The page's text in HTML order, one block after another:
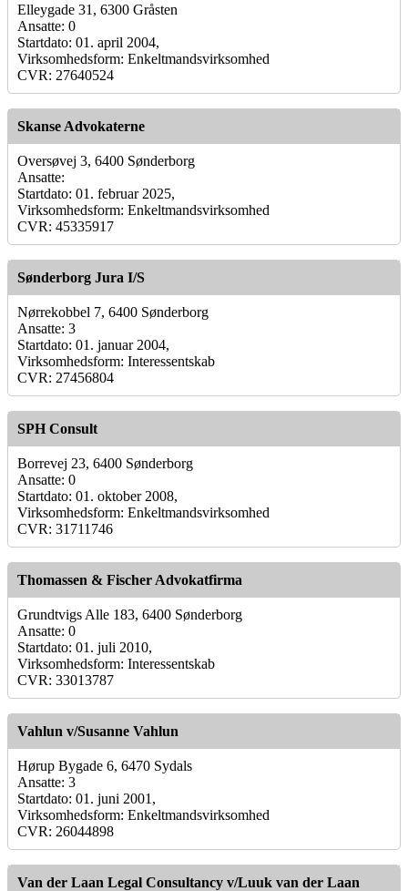
Elleygade 31, 6300 Gråsten
Ansatte: 0
Startdato: 01. april 2004,
Virksomhedsform: Enkeltmandsvirksomhed
CVR: 27640524
Skanse Advokaterne
Oversøvej 3, 6400 Sønderborg
Ansatte:
Startdato: 01. februar 2025,
Virksomhedsform: Enkeltmandsvirksomhed
CVR: 45335917
Sønderborg Jura I/S
Nørrekobbel 7, 6400 Sønderborg
Ansatte: 3
Startdato: 01. januar 2004,
Virksomhedsform: Interessentskab
CVR: 27456804
SPH Consult
Borrevej 23, 6400 Sønderborg
Ansatte: 0
Startdato: 01. oktober 2008,
Virksomhedsform: Enkeltmandsvirksomhed
CVR: 31711746
Thomassen & Fischer Advokatfirma
Grundtvigs Alle 183, 6400 Sønderborg
Ansatte: 0
Startdato: 01. juli 2010,
Virksomhedsform: Interessentskab
CVR: 33013787
Vahlun v/Susanne Vahlun
Hørup Bygade 6, 6470 Sydals
Ansatte: 3
Startdato: 01. juni 2001,
Virksomhedsform: Enkeltmandsvirksomhed
CVR: 26044898
Van der Laan Legal Consultancy v/Luuk van der Laan